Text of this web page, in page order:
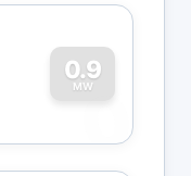
0.9
MW
0